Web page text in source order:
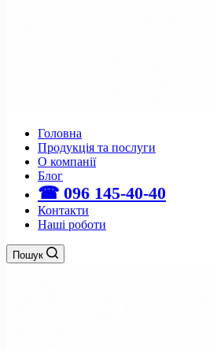
Головна
Продукція та послуги
О компанії
Блог
☎ 096 145-40-40
Контакти
Наші роботи
Пошук